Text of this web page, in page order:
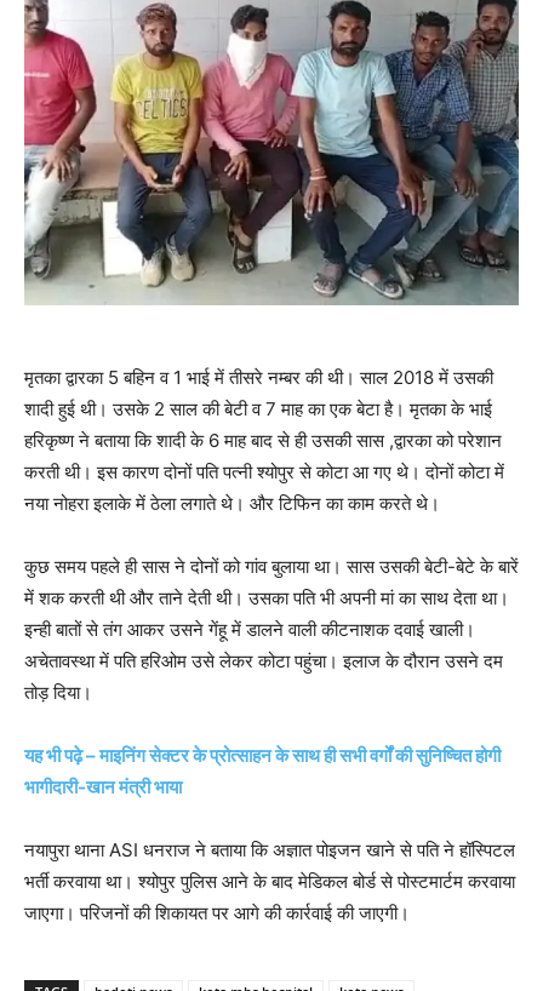
मृतका द्वारका 5 बहिन व 1 भाई में तीसरे नम्बर की थी। साल 2018 में उसकी
शादी हुई थी। उसके 2 साल की बेटी व 7 माह का एक बेटा है। मृतका के भाई
हरिकृष्ण ने बताया कि शादी के 6 माह बाद से ही उसकी सास ,द्वारका को परेशान
करती थी। इस कारण दोनों पति पत्नी श्योपुर से कोटा आ गए थे। दोनों कोटा में
नया नोहरा इलाके में ठेला लगाते थे। और टिफिन का काम करते थे।
कुछ समय पहले ही सास ने दोनों को गांव बुलाया था। सास उसकी बेटी-बेटे के बारें
में शक करती थी और ताने देती थी। उसका पति भी अपनी मां का साथ देता था।
इन्ही बातों से तंग आकर उसने गेंहू में डालने वाली कीटनाशक दवाई खाली।
अचेतावस्था में पति हरिओम उसे लेकर कोटा पहुंचा। इलाज के दौरान उसने दम
तोड़ दिया।
यह भी पढ़े – माइनिंग सेक्टर के प्रोत्साहन के साथ ही सभी वर्गों की सुनिष्चित होगी
भागीदारी-खान मंत्री भाया
नयापुरा थाना ASI धनराज ने बताया कि अज्ञात पोइजन खाने से पति ने हॉस्पिटल
भर्ती करवाया था। श्योपुर पुलिस आने के बाद मेडिकल बोर्ड से पोस्टमार्टम करवाया
जाएगा। परिजनों की शिकायत पर आगे की कार्रवाई की जाएगी।